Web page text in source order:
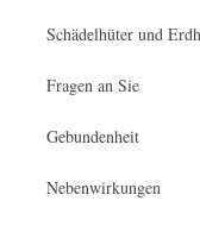
Schädelhüter und
Fragen an Sie
Gebundenheit
Nebenwirkungen